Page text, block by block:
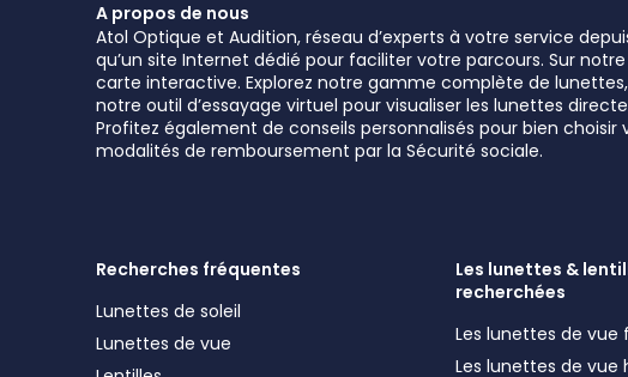
A propos de nous
Atol Optique et Audition, réseau d’experts à votre service
qu’un site Internet dédié pour faciliter votre parcours. Sur
carte interactive. Explorez notre gamme complète de
notre outil d’essayage virtuel pour visualiser les lunettes
Profitez également de conseils personnalisés pour bien
modalités de remboursement par la Sécurité sociale.
Recherches fréquentes
Lunettes de soleil
Lunettes de vue
Les lunettes &
recherchées
Les lunettes de vue
Les lunettes de vue